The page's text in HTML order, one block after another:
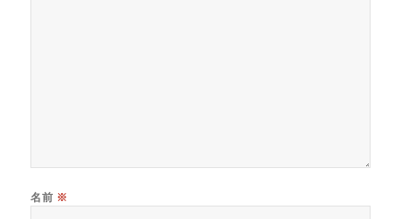
名前 ※